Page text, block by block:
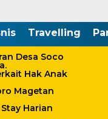
Travelling
Desa Soco
Hak Anak
Magetan
Harian